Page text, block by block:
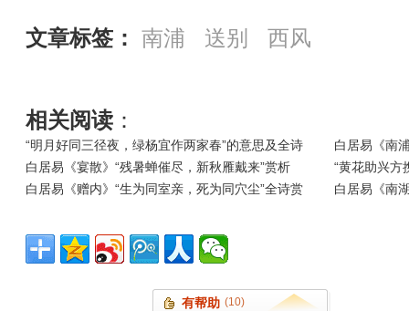
文章标签： 南浦 送别 西风
相关阅读 ：
“明月好同三径夜，绿杨宜作两家春”的意思及全诗
白居易《南
白居易《宴散》“残暑蝉催尽，新秋雁戴来”赏析
“黄花助兴方
白居易《赠内》“生为同室亲，死为同穴尘”全诗赏
白居易《南
有帮助 (10)